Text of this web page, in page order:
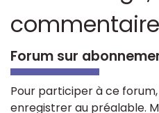
Forum sur
Pour participer à ce forum,
enregistrer au préalable.